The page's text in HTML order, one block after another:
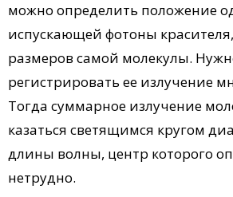
можно определить положение
испускающей фотоны
размеров самой молекулы.
регистрировать ее излучение
Тогда суммарное излучение
казаться светящимся кругом
длины волны, центр которого
нетрудно.